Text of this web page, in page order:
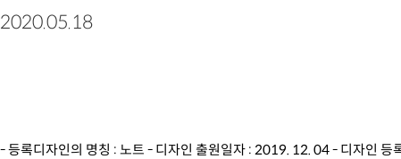
2020.05.18
- 등록디자인의 명칭 : 노트 - 디자인 출원일자 : 2019. 12. 04 - 디자인